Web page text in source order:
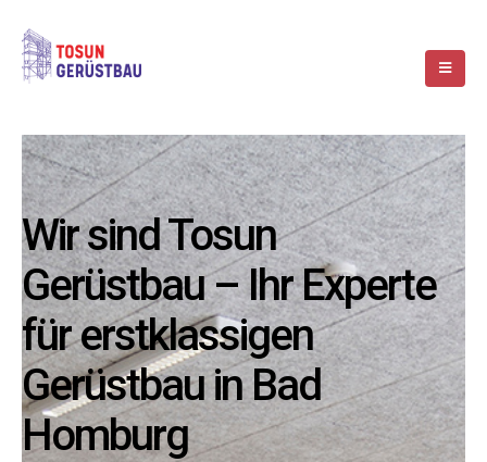
Wir sind Tosun
Gerüstbau – Ihr Experte
für erstklassigen
Gerüstbau in Bad
Homburg